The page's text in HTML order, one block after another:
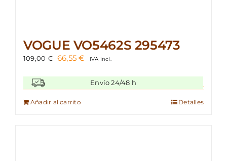
VOGUE VO5462S 295473
109,00€ El
era:
109,00 €.
66,55€El
actual
es:
IVA incl.
Envío 24/48 h
Añadir al carrito Detalles